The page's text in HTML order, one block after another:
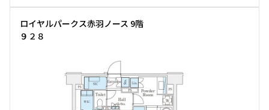
築年数
10年以内
20年以内
30年以内
ロイヤルパークス赤羽ノース 9階
９２８